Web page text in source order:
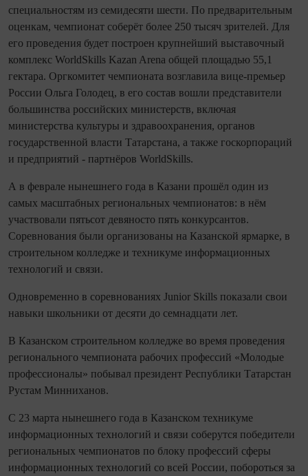
специальностям из семидесяти шести. По предварительным
оценкам, чем­пио­нат соберёт более 250 тысяч зрителей. Для
его проведения будет построен крупнейший выставочный
комплекс WorldSkills Kazan Arena общей площадью 55,1
гектара. Оргкомитет чем­пио­ната возглавила вице‑премь­ер
России Ольга Голодец, в его состав вошли представители
большинства российских министерств, включая
министерства культуры и здравоохранения, органов
государственной власти Татарстана, а также госкорпораций
и предприятий - парт­нёров WorldSkills.
А в феврале нынешнего года в Казани прошёл один из
самых масштабных региональных чем­пио­натов: в нём
участвовали пятьсот девяносто пять конкурсантов.
Соревнования были организованы на Казанской ярмарке, в
строи­тель­ном колледже и техникуме информационных
технологий и связи.
Одновременно в соревнованиях Junior Skills показали свои
навыки школьники от десяти до семна­дцати лет.
В Казанском строи­тель­ном колледже во время проведения
регионального чем­пио­ната рабочих профессий «Молодые
профессио­налы» побывал президент Респуб­лики Татарстан
Рустам Минниханов.
С 23 марта нынешнего года в Казанском техникуме
информационных технологий и связи соберутся победители
региональных чем­пио­натов по блоку профессий сферы
информационных технологий со всей России, побороться за